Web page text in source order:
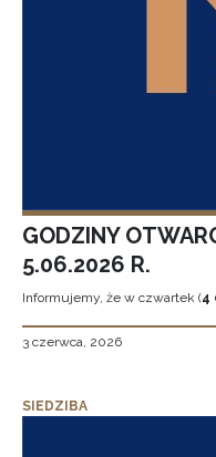
GODZINY
5.06.2026 R.
Informujemy, że w czwartek (4
3 czerwca, 2026
SIEDZIBA